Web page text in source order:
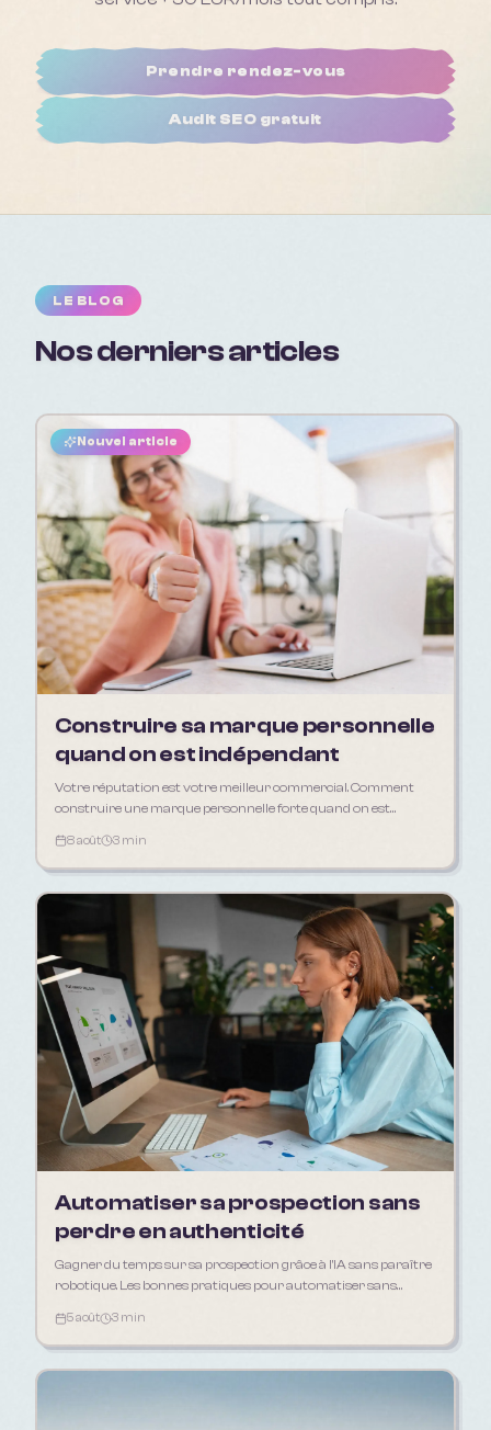
Prendre rendez-vous
Audit SEO gratuit
LE BLOG
Nos derniers articles
Nouvel article
Construire sa marque personnelle
quand on est indépendant
Votre réputation est votre meilleur commercial. Comment
construire une marque personnelle forte quand on est
8 août 3 min
Automatiser sa prospection sans
perdre en authenticité
Gagner du temps sur sa prospection grâce à l'IA sans paraître
robotique. Les bonnes pratiques pour automatiser sans
5 août 3 min